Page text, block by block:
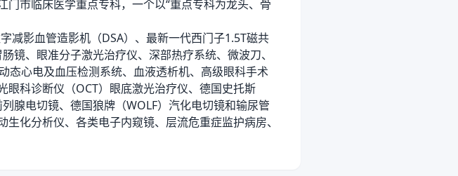
市临床医学重点专科，一个以“重点专科为龙头、骨
影血管造影机（DSA）、最新一代西门子1.5T磁共
镜、眼准分子激光治疗仪、深部热疗系统、微波刀、
态心电及血压检测系统、血液透析机、高级眼科手术
科诊断仪（OCT）眼底激光治疗仪、德国史托斯
列腺电切镜、德国狼牌（WOLF）汽化电切镜和输尿管
化分析仪、各类电子内窥镜、层流危重症监护病房、